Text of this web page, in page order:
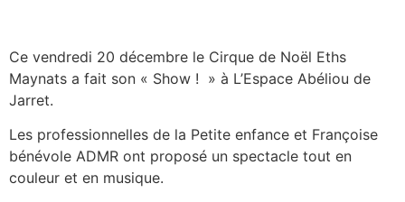
Ce vendredi 20 décembre le Cirque de Noël Eths
Maynats a fait son « Show ! » à L’Espace Abéliou de
Jarret.
Les professionnelles de la Petite enfance et Françoise
bénévole ADMR ont proposé un spectacle tout en
couleur et en musique.